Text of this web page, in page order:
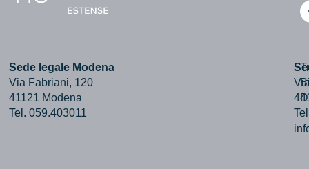
Sede legale Modena
Via Fabriani, 120
41121 Modena
Tel. 059.403011